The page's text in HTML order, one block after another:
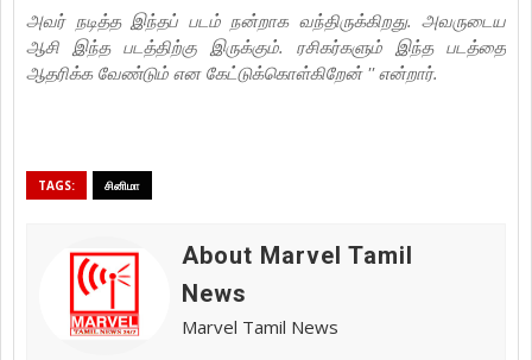
அவர் நடித்த இந்தப் படம் நன்றாக வந்திருக்கிறது. அவருடைய
ஆசி இந்த படத்திற்கு இருக்கும். ரசிகர்களும் இந்த படத்தை
ஆதரிக்க வேண்டும் என கேட்டுக்கொள்கிறேன் '' என்றார்.
TAGS: சினிமா
About Marvel Tamil
News
Marvel Tamil News